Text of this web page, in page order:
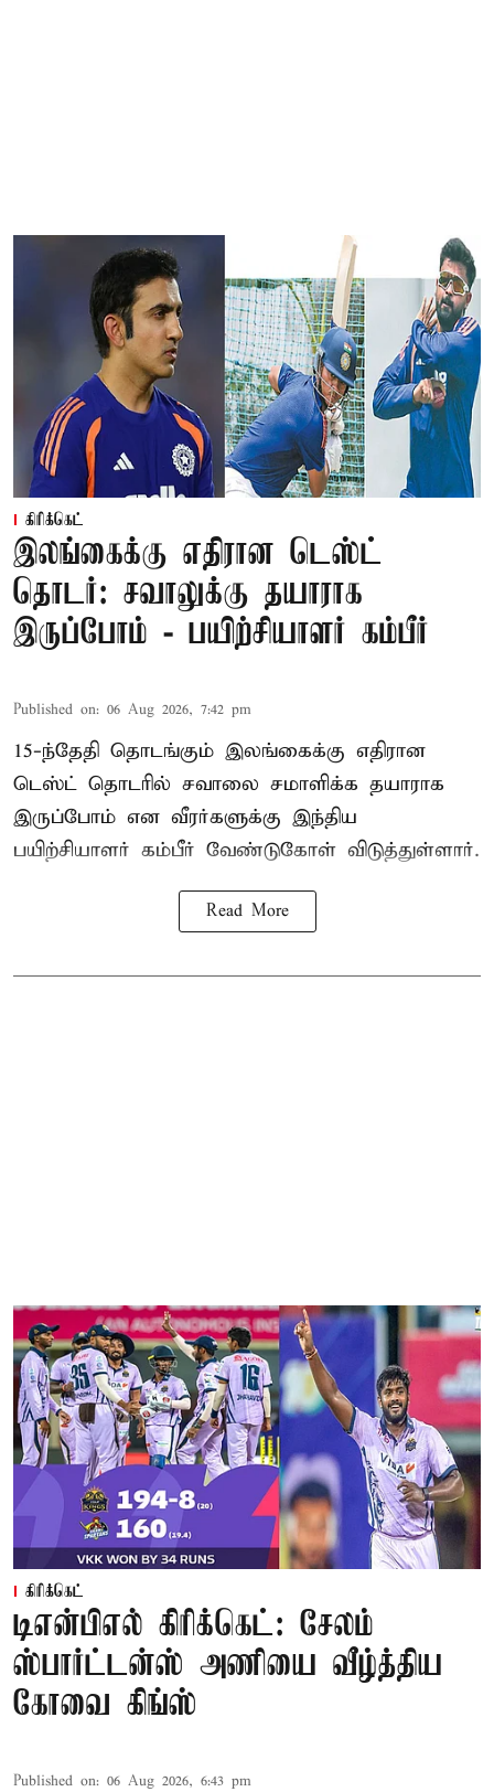
கிரிக்கெட்
இலங்கைக்கு எதிரான டெஸ்ட்
தொடர்: சவாலுக்கு தயாராக
இருப்போம் - பயிற்சியாளர் கம்பீர்
Published on: 06 Aug 2026, 7:42 pm
15-ந்தேதி தொடங்கும் இலங்கைக்கு எதிரான
டெஸ்ட் தொடரில் சவாலை சமாளிக்க தயாராக
இருப்போம் என வீரர்களுக்கு இந்திய
பயிற்சியாளர் கம்பீர் வேண்டுகோள் விடுத்துள்ளார்.
Read More
கிரிக்கெட்
டிஎன்பிஎல் கிரிக்கெட்: சேலம்
ஸ்பார்ட்டன்ஸ் அணியை வீழ்த்திய
கோவை கிங்ஸ்
Published on: 06 Aug 2026, 6:43 pm